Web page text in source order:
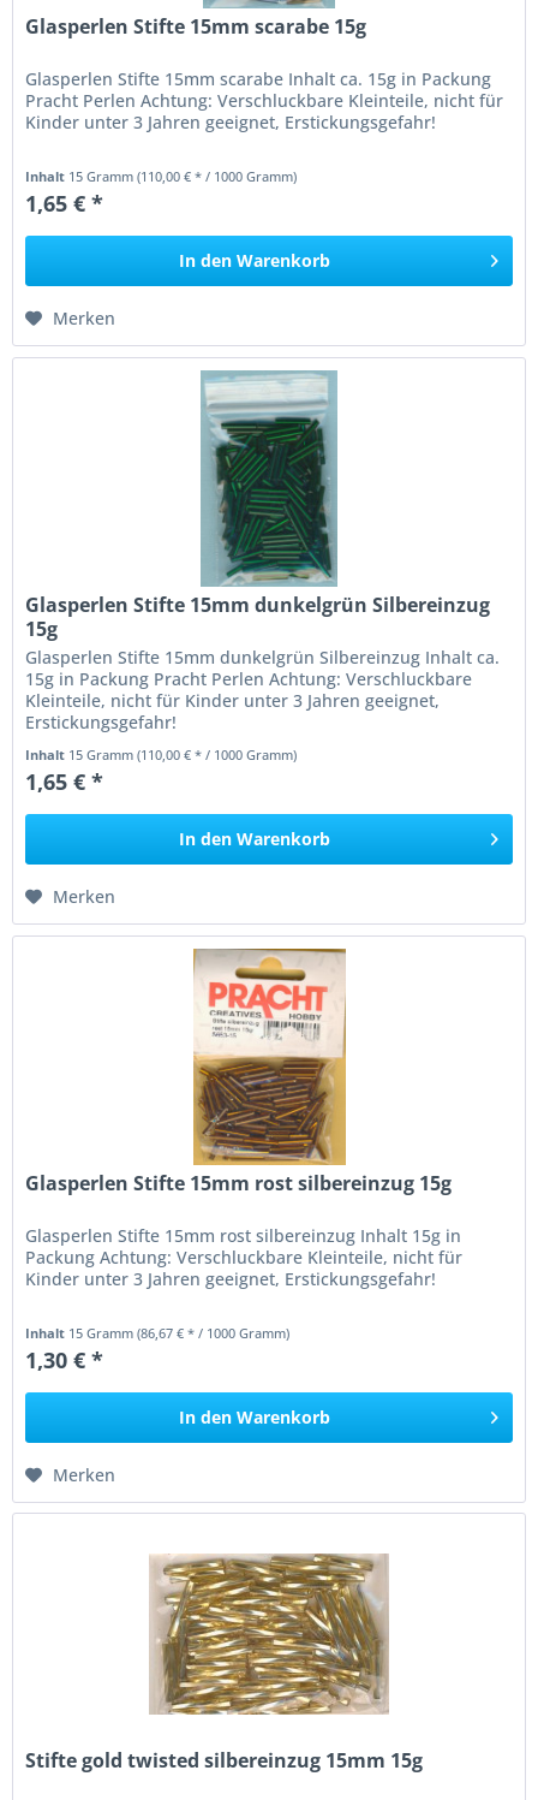
Glasperlen Stifte 15mm scarabe 15g
Glasperlen Stifte 15mm scarabe Inhalt ca. 15g in Packung
Pracht Perlen Achtung: Verschluckbare Kleinteile, nicht für
Kinder unter 3 Jahren geeignet, Erstickungsgefahr!
Inhalt 15 Gramm(110,00 € * / 1000 Gramm)
1,65 € *
In den Warenkorb
Merken
Glasperlen Stifte 15mm dunkelgrün Silbereinzug
15g
Glasperlen Stifte 15mm dunkelgrün Silbereinzug Inhalt ca.
15g in Packung Pracht Perlen Achtung: Verschluckbare
Kleinteile, nicht für Kinder unter 3 Jahren geeignet,
Erstickungsgefahr!
Inhalt 15 Gramm(110,00 € * / 1000 Gramm)
1,65 € *
In den Warenkorb
Merken
Glasperlen Stifte 15mm rost silbereinzug 15g
Glasperlen Stifte 15mm rost silbereinzug Inhalt 15g in
Packung Achtung: Verschluckbare Kleinteile, nicht für
Kinder unter 3 Jahren geeignet, Erstickungsgefahr!
Inhalt 15 Gramm(86,67 € * / 1000 Gramm)
1,30 € *
In den Warenkorb
Merken
Stifte gold twisted silbereinzug 15mm 15g